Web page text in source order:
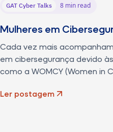
GAT Cyber Talks 8 min read
Mulheres em
Cada vez mais
em cibersegurança devido
como a WOMCY (Women in
Ler postagem